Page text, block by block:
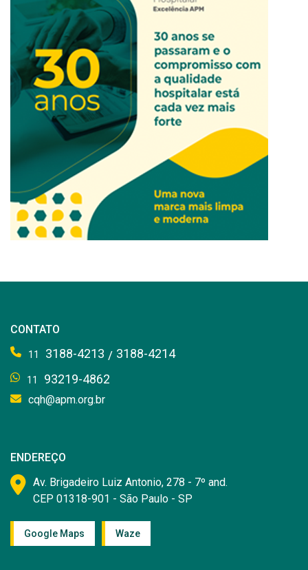
CONTATO
11 3188-4213 / 3188-4214
11 93219-4862
cqh@apm.org.br
ENDEREÇO
Av. Brigadeiro Luiz Antonio, 278 - 7º and.
CEP 01318-901 - São Paulo - SP
Google Maps Waze